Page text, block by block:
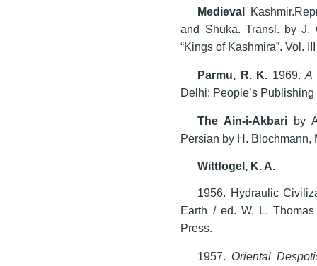
Medieval
and Shuka. Transl. by J.
“Kings of Kashmira”. Vol.
Parmu, R. K. 1969.A
Delhi: People’s
The Ain-i-Akbari by
Persian by H. Blochmann,
Wittfogel, K. A.
1956. Hydraulic
Earth / ed. W. L.
Press.
1957. Oriental